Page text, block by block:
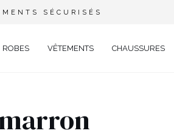
SÉCURISÉS
ROBES
OFFICIEL
VÊTEMENTS CHAUSSURES